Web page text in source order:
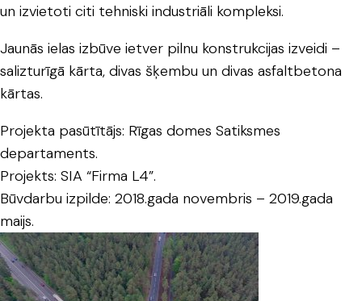
un izvietoti citi tehniski industriāli kompleksi.
Jaunās ielas izbūve ietver pilnu konstrukcijas izveidi –
salizturīgā kārta, divas šķembu un divas asfaltbetona
kārtas.
Projekta pasūtītājs: Rīgas domes Satiksmes
departaments.
Projekts: SIA “Firma L4”.
Būvdarbu izpilde: 2018.gada novembris – 2019.gada
maijs.